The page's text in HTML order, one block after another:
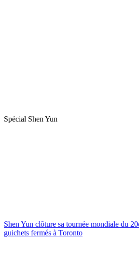
Spécial Shen Yun
Shen Yun clôture sa tournée mondiale du
guichets fermés à Toronto